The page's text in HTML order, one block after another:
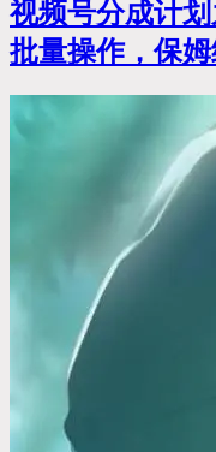
视频号分成计
批量操作，保